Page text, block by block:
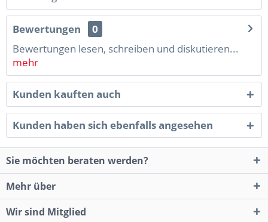
Bewertungen
0
Bewertungen lesen, schreiben und diskutieren...
mehr
Kunden kauften auch
Kunden haben sich ebenfalls angesehen
Sie möchten beraten werden?
Mehr über
Wir sind Mitglied